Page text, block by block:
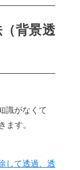
背景透
識がなくて
す。
して透過、透